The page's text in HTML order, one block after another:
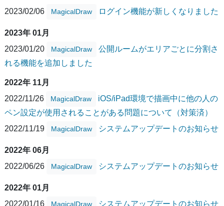
2023/02/06
MagicalDraw ログイン機能が新しくなりました
2023年 01月
2023/01/20
MagicalDraw
公開ルームがエリアごとに分割さ
れる機能を追加しました
2022年 11月
2022/11/26
MagicalDraw
iOS/iPad環境で描画中に他の人の
ペン設定が使用されることがある問題について（対策済）
2022/11/19
MagicalDraw システムアップデートのお知らせ
2022年 06月
2022/06/26
MagicalDraw システムアップデートのお知らせ
2022年 01月
2022/01/16
MagicalDraw システムアップデートのお知らせ